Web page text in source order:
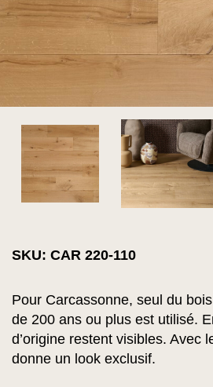
SKU: CAR 220-110
Pour Carcassonne, seul du
de 200 ans ou plus est utilisé.
d’origine restent visibles. Avec
donne un look exclusif.